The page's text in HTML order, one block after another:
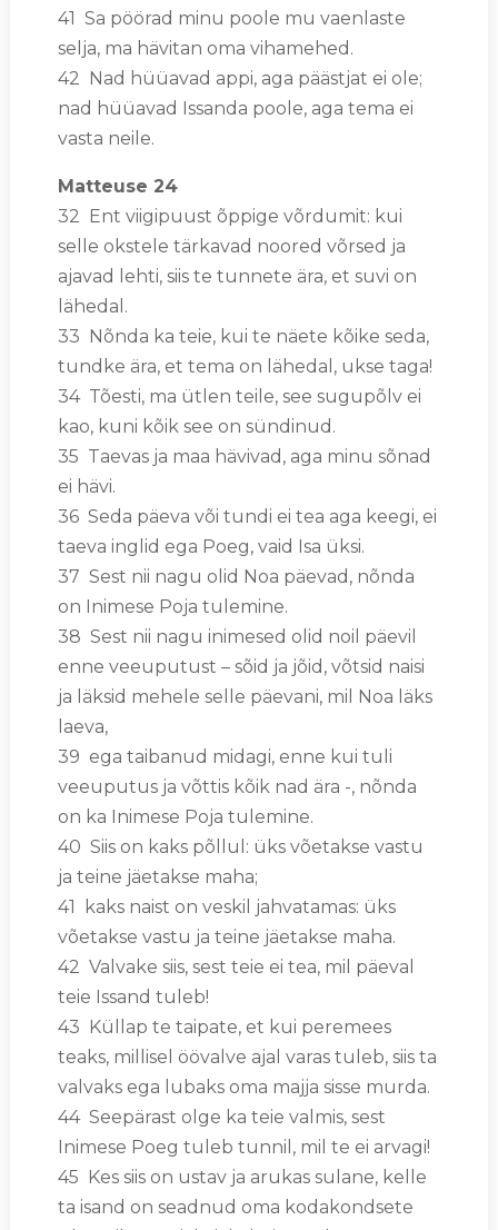
41 Sa pöörad minu poole mu vaenlaste
selja, ma hävitan oma vihamehed.
42 Nad hüüavad appi, aga päästjat ei ole;
nad hüüavad Issanda poole, aga tema ei
vasta neile.
Matteuse 24
32 Ent viigipuust õppige võrdumit: kui
selle okstele tärkavad noored võrsed ja
ajavad lehti, siis te tunnete ära, et suvi on
lähedal.
33 Nõnda ka teie, kui te näete kõike seda,
tundke ära, et tema on lähedal, ukse taga!
34 Tõesti, ma ütlen teile, see sugupõlv ei
kao, kuni kõik see on sündinud.
35 Taevas ja maa hävivad, aga minu sõnad
ei hävi.
36 Seda päeva või tundi ei tea aga keegi, ei
taeva inglid ega Poeg, vaid Isa üksi.
37 Sest nii nagu olid Noa päevad, nõnda
on Inimese Poja tulemine.
38 Sest nii nagu inimesed olid noil päevil
enne veeuputust – sõid ja jõid, võtsid naisi
ja läksid mehele selle päevani, mil Noa läks
laeva,
39 ega taibanud midagi, enne kui tuli
veeuputus ja võttis kõik nad ära -, nõnda
on ka Inimese Poja tulemine.
40 Siis on kaks põllul: üks võetakse vastu
ja teine jäetakse maha;
41 kaks naist on veskil jahvatamas: üks
võetakse vastu ja teine jäetakse maha.
42 Valvake siis, sest teie ei tea, mil päeval
teie Issand tuleb!
43 Küllap te taipate, et kui peremees
teaks, millisel öövalve ajal varas tuleb, siis ta
valvaks ega lubaks oma majja sisse murda.
44 Seepärast olge ka teie valmis, sest
Inimese Poeg tuleb tunnil, mil te ei arvagi!
45 Kes siis on ustav ja arukas sulane, kelle
ta isand on seadnud oma kodakondsete